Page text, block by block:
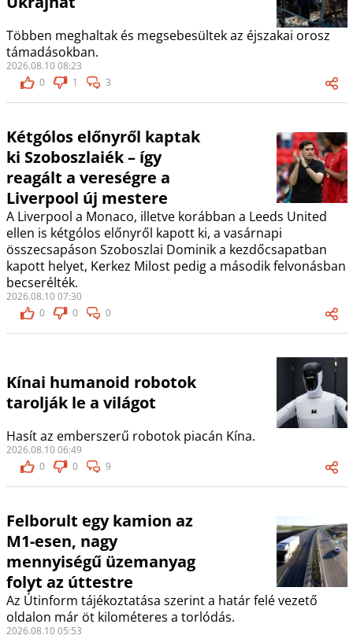
Többen meghaltak és megsebesültek az éjszakai orosz
támadásokban.
2026.08.10 08:23
0
1 3
Kétgólos előnyről kaptak
ki Szoboszlaiék – így
reagált a vereségre a
Liverpool új mestere
A Liverpool a Monaco, illetve korábban a Leeds United
ellen is kétgólos előnyről kapott ki, a vasárnapi
összecsapáson Szoboszlai Dominik a kezdőcsapatban
kapott helyet, Kerkez Milost pedig a második felvonásban
becserélték.
2026.08.10 07:30
0
0 0
Kínai humanoid robotok
tarolják le a világot
Hasít az emberszerű robotok piacán Kína.
2026.08.10 06:49
0
0 9
Felborult egy kamion az
M1-esen, nagy
mennyiségű üzemanyag
folyt az úttestre
Az Útinform tájékoztatása szerint a határ felé vezető
oldalon már öt kilométeres a torlódás.
2026.08.10 05:53